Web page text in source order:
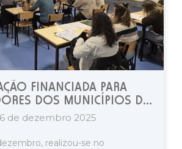
FINANCIADA PARA
DOS MUNICÍPIOS DO
BAIXO ALENTEJO
de dezembro 2025
realizou-se no